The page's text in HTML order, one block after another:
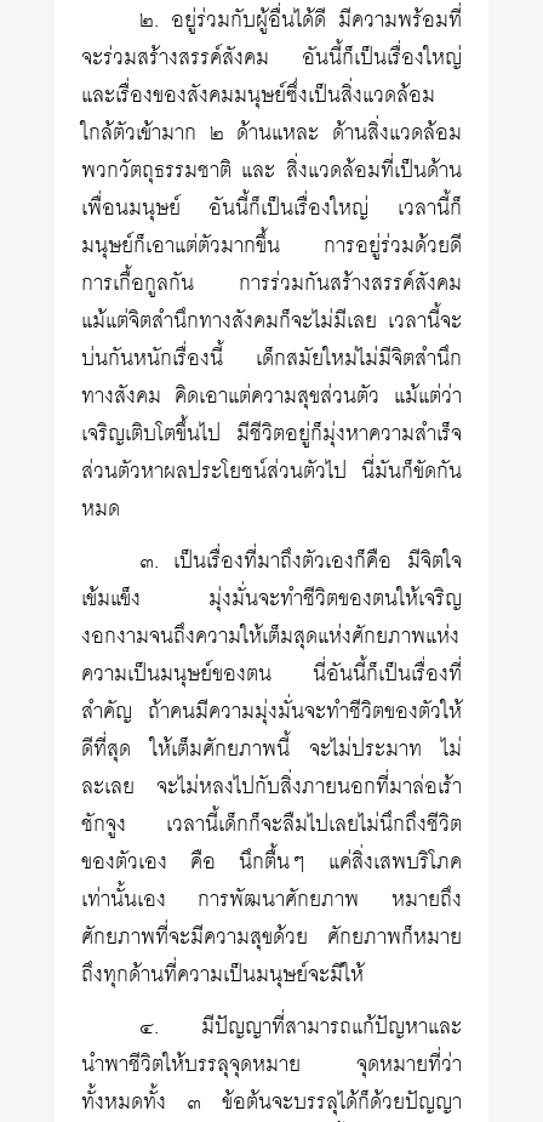
๒. อยู่ร่วมกับผู้อื่นได้ดี มีความพร้อมที่
จะร่วมสร้างสรรค์สังคม อันนี้ก็เป็นเรื่องใหญ่
และเรื่องของสังคมมนุษย์ซึ่งเป็นสิ่งแวดล้อม
ใกล้ตัวเข้ามาก ๒ ด้านแหละ ด้านสิ่งแวดล้อม
พวกวัตถุธรรมชาติ และ สิ่งแวดล้อมที่เป็นด้าน
เพื่อนมนุษย์ อันนี้ก็เป็นเรื่องใหญ่ เวลานี้ก็
มนุษย์ก็เอาแต่ตัวมากขึ้น การอยู่ร่วมด้วยดี
การเกื้อกูลกัน การร่วมกันสร้างสรรค์สังคม
แม้แต่จิตสำนึกทางสังคมก็จะไม่มีเลย เวลานี้จะ
บ่นกันหนักเรื่องนี้ เด็กสมัยใหม่ไม่มีจิตสำนึก
ทางสังคม คิดเอาแต่ความสุขส่วนตัว แม้แต่ว่า
เจริญเติบโตขึ้นไป มีชีวิตอยู่ก็มุ่งหาความสำเร็จ
ส่วนตัวหาผลประโยชน์ส่วนตัวไป นี่มันก็ขัดกัน
หมด
๓. เป็นเรื่องที่มาถึงตัวเองก็คือ มีจิตใจ
เข้มแข็ง มุ่งมั่นจะทำชีวิตของตนให้เจริญ
งอกงามจนถึงความให้เต็มสุดแห่งศักยภาพแห่ง
ความเป็นมนุษย์ของตน นี่อันนี้ก็เป็นเรื่องที่
สำคัญ ถ้าคนมีความมุ่งมั่นจะทำชีวิตของตัวให้
ดีที่สุด ให้เต็มศักยภาพนี้ จะไม่ประมาท ไม่
ละเลย จะไม่หลงไปกับสิ่งภายนอกที่มาล่อเร้า
ชักจูง เวลานี้เด็กก็จะลืมไปเลยไม่นึกถึงชีวิต
ของตัวเอง คือ นึกตื้นๆ แค่สิ่งเสพบริโภค
เท่านั้นเอง การพัฒนาศักยภาพ หมายถึง
ศักยภาพที่จะมีความสุขด้วย ศักยภาพก็หมาย
ถึงทุกด้านที่ความเป็นมนุษย์จะมีให้
๔. มีปัญญาที่สามารถแก้ปัญหาและ
นำพาชีวิตให้บรรลุจุดหมาย จุดหมายที่ว่า
ทั้งหมดทั้ง ๓ ข้อต้นจะบรรลุได้ก็ด้วยปัญญา